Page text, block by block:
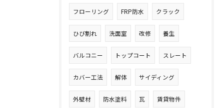
フローリング FRP防水 クラック
ひび割れ 洗面室 改修 養生
バルコニー トップコート スレート
カバー工法 解体 サイディング
外壁材 防水塗料 瓦 賃貸物件